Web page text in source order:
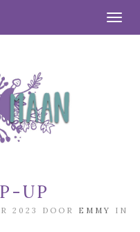
UP
2023 DOOR EMMY
IN